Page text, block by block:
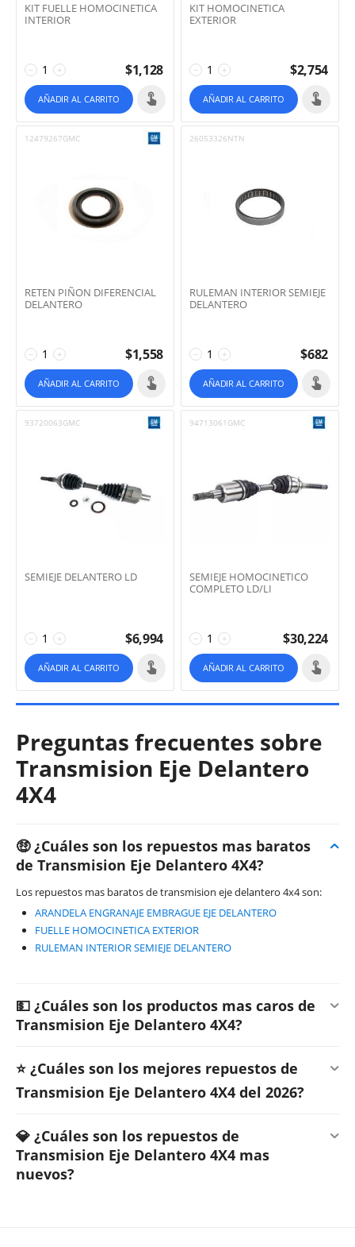
KIT FUELLE HOMOCINETICA
INTERIOR
+
− $1,128
AÑADIR AL CARRITO
KIT HOMOCINETICA
EXTERIOR
+
− $2,754
AÑADIR AL CARRITO
12479267GMC
RETEN PIÑON DIFERENCIAL
DELANTERO
+
− $1,558
AÑADIR AL CARRITO
26053326NTN
RULEMAN INTERIOR SEMIEJE
DELANTERO
+
− $682
AÑADIR AL CARRITO
93720063GMC
SEMIEJE DELANTERO LD
+
− $6,994
AÑADIR AL CARRITO
94713061GMC
SEMIEJE HOMOCINETICO
COMPLETO LD/LI
+
− $30,224
AÑADIR AL CARRITO
Preguntas frecuentes sobre
Transmision Eje Delantero
4X4
🤑 ¿Cuáles son los repuestos mas baratos
de Transmision Eje Delantero 4X4?
Los repuestos mas baratos de transmision eje delantero 4x4 son:
ARANDELA ENGRANAJE EMBRAGUE EJE DELANTERO
FUELLE HOMOCINETICA EXTERIOR
RULEMAN INTERIOR SEMIEJE DELANTERO
💵 ¿Cuáles son los productos mas caros de
Transmision Eje Delantero 4X4?
⭐ ¿Cuáles son los mejores repuestos de
Transmision Eje Delantero 4X4 del 2026?
💎 ¿Cuáles son los repuestos de
Transmision Eje Delantero 4X4 mas
nuevos?